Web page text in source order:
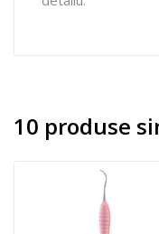
10 produse